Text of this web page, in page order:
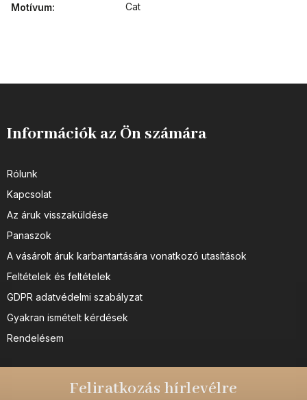
Motívum: Cat
Információk az Ön számára
Rólunk
Kapcsolat
Az áruk visszaküldése
Panaszok
A vásárolt áruk karbantartására vonatkozó utasítások
Feltételek és feltételek
GDPR adatvédelmi szabályzat
Gyakran ismételt kérdések
Rendelésem
Feliratkozás hírlevélre